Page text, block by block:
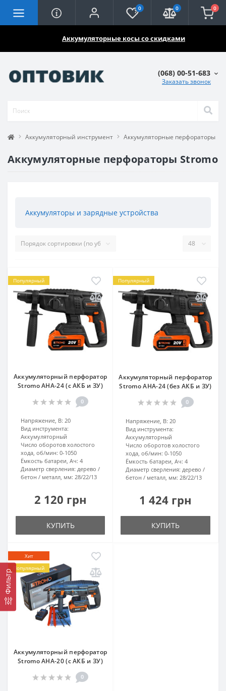
Аккумуляторные косы со скидками
0 0 0
(068) 00-51-683
Заказать звонок
Аккумуляторный инструмент Аккумуляторные перфораторы
Аккумуляторные перфораторы Stromo
Фильтр
Аккумуляторы и зарядные устройства
Популярный
Аккумуляторный перфоратор
Stromo AHA-24 (с АКБ и ЗУ)
0
Напряжение, В: 20
Вид инструмента:
Аккумуляторный
Число оборотов холостого
хода, об/мин: 0-1050
Ёмкость батареи, Ач: 4
Диаметр сверления: дерево /
бетон / металл, мм: 28/22/13
2 120 грн
КУПИТЬ
Популярный
Аккумуляторный перфоратор
Stromo AHA-24 (без АКБ и ЗУ)
0
Напряжение, В: 20
Вид инструмента:
Аккумуляторный
Число оборотов холостого
хода, об/мин: 0-1050
Ёмкость батареи, Ач: 4
Диаметр сверления: дерево /
бетон / металл, мм: 28/22/13
1 424 грн
КУПИТЬ
Хит
Популярный
Аккумуляторный перфоратор
Stromo AHA-20 (с АКБ и ЗУ)
0